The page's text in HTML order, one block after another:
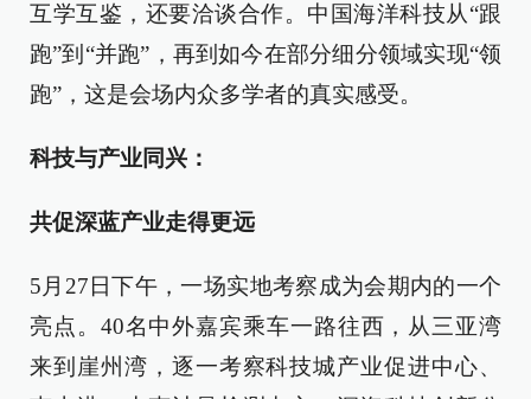
互学互鉴，还要洽谈合作。中国海洋科技从“跟
跑”到“并跑”，再到如今在部分细分领域实现“领
跑”，这是会场内众多学者的真实感受。
科技与产业同兴：
共促深蓝产业走得更远
5月27日下午，一场实地考察成为会期内的一个
亮点。40名中外嘉宾乘车一路往西，从三亚湾
来到崖州湾，逐一考察科技城产业促进中心、